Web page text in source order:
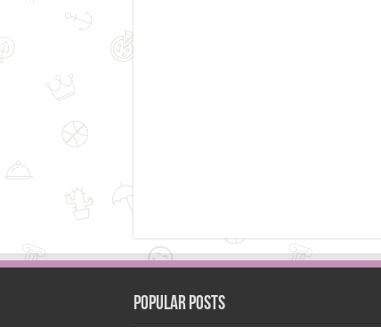
Popular Posts